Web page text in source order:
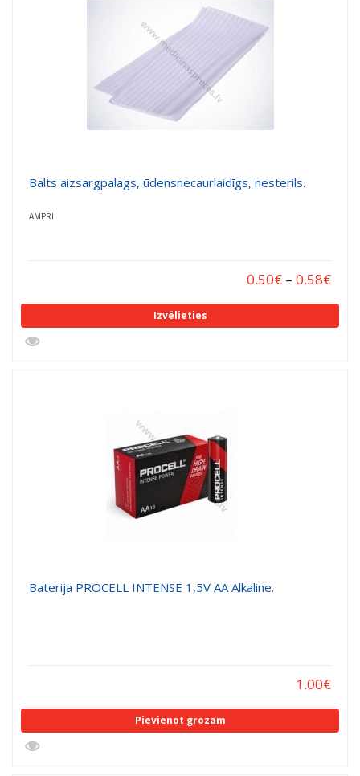
Balts aizsargpalags, ūdensnecaurlaidīgs, nesterils.
AMPRI
0.50€ – 0.58€
Izvēlieties
Baterija PROCELL INTENSE 1,5V AA Alkaline.
1.00€
Pievienot grozam